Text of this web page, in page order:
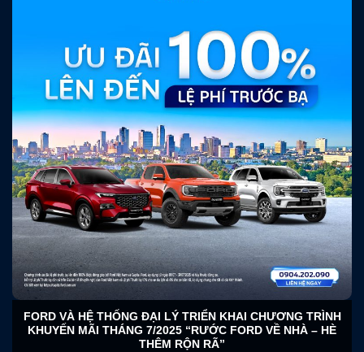
FORD VÀ HỆ THỐNG ĐẠI LÝ TRIỂN KHAI CHƯƠNG TRÌNH
KHUYẾN MÃI THÁNG 7/2025 “RƯỚC FORD VỀ NHÀ – HÈ
THÊM RỘN RÃ”